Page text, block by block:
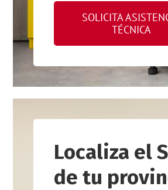
SOLICITA
TÉCNICA
Localiza el
de tu